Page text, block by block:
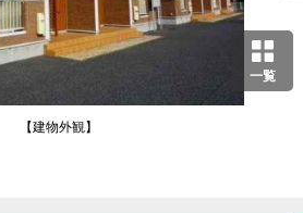
一覧
【建物外観】